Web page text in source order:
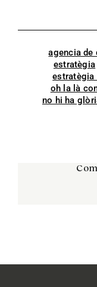
agencia de
estratègia
estratègia
oh la là
no hi ha